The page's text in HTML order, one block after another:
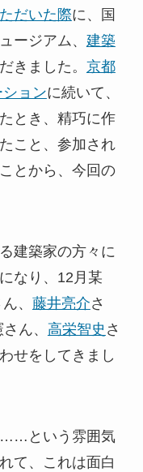
だいた際に、国
ージアム、 建築
きました。 京都
ョンに続いて、
とき、精巧に作
こと、参加され
とから、今回の
建築家の方々に
なり、12月某
、 藤井亮介さ
ん、 高栄智史 さ
せをしてきまし
……という雰囲気
て、これは面白